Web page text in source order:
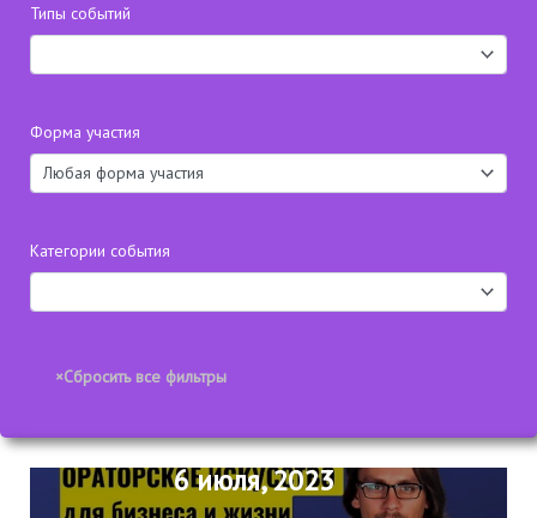
Типы событий
Форма участия
Категории события
6 июля, 2023